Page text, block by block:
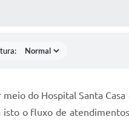
do Hospital Santa
o fluxo de